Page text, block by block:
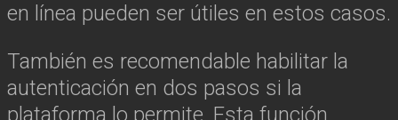
en línea pueden ser útiles en estos casos.
También es recomendable habilitar la
autenticación en dos pasos si la
plataforma lo permite. Esta función